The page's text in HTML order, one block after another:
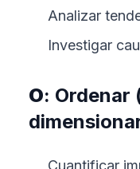
Analizar
Investigar
O: Ordenar
Cuantificar